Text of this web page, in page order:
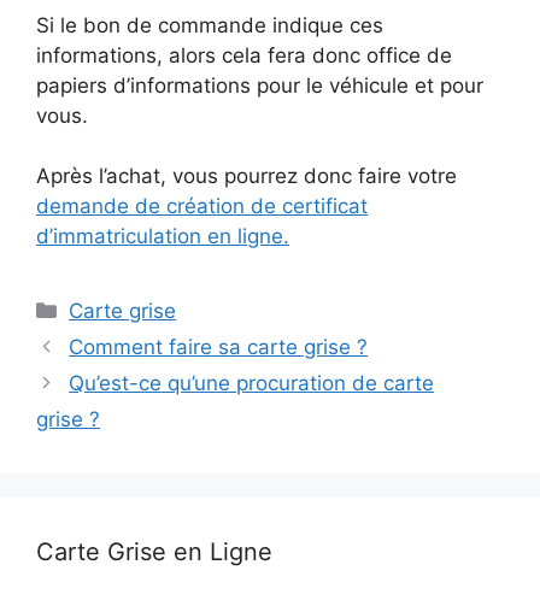
Si le bon de commande indique ces
informations, alors cela fera donc office de
papiers d’informations pour le véhicule et pour
vous.
Après l’achat, vous pourrez donc faire votre
demande de création de certificat
d’immatriculation en ligne.
Catégories
Carte grise
Comment faire sa carte grise ?
Qu’est-ce qu’une procuration de carte
grise ?
Carte Grise en Ligne